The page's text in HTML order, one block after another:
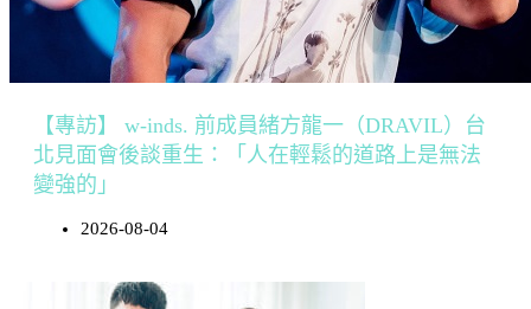
【專訪】 w-inds. 前成員緒方龍一（DRAVIL）台
北見面會後談重生：「人在輕鬆的道路上是無法
變強的」
2026-08-04